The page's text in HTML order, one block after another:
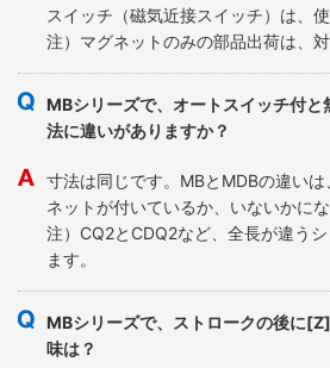
スイッチ（磁気近接スイッチ）は、使
注）マグネットのみの部品出荷は、対
MBシリーズで、オートスイッチ付と
法に違いがありますか？
寸法は同じです。MBとMDBの違い
ネットが付いているか、いないかにな
注）CQ2とCDQ2など、全長が違う
ます。
MBシリーズで、ストロークの後に
味は？